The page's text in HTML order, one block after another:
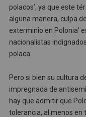
polacos’, ya que este
alguna manera, culpa
exterminio en Polonia’
nacionalistas
polaca.
Pero si bien su cultura
impregnada de
hay que admitir que
tolerancia, al menos en